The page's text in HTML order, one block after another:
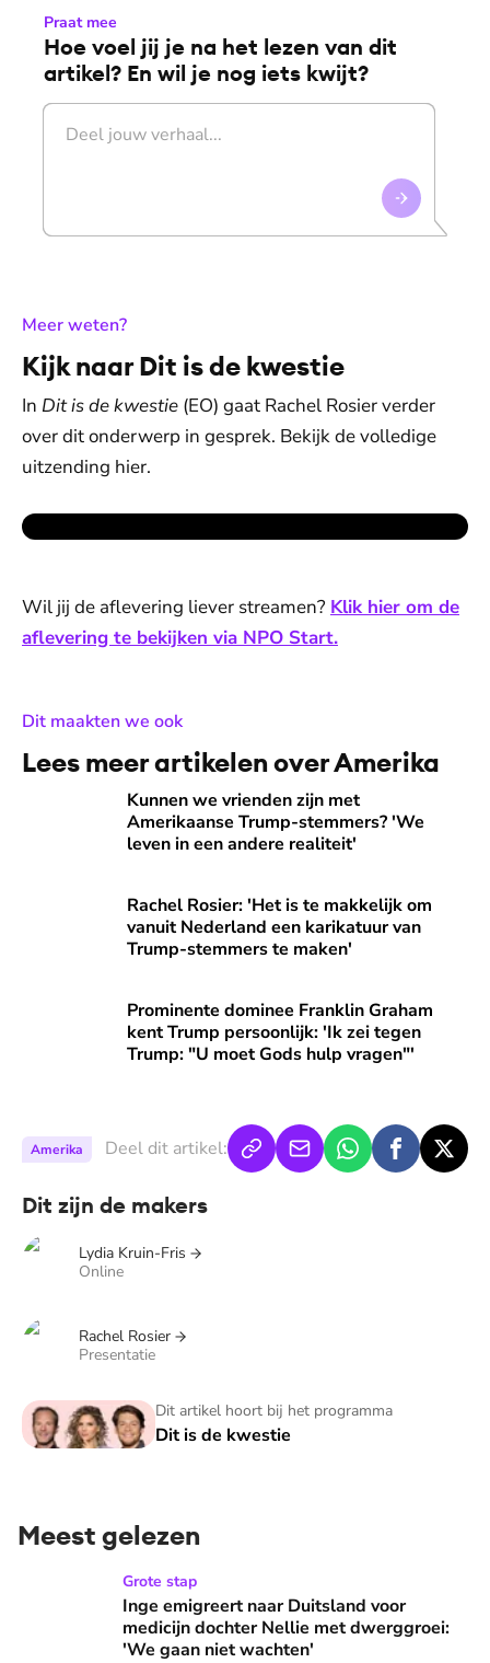
Praat mee
Hoe voel jij je na het lezen van dit
artikel? En wil je nog iets kwijt?
Meer weten?:
Kijk naar Dit is de kwestie
In Dit is de kwestie (EO) gaat Rachel Rosier verder
over dit onderwerp in gesprek. Bekijk de volledige
uitzending hier.
Wil jij de aflevering liever streamen? Klik hier om de
aflevering te bekijken via NPO Start.
Dit maakten we ook:
Lees meer artikelen over Amerika
Kunnen we vrienden zijn met
Amerikaanse Trump-stemmers? 'We
leven in een andere realiteit'
Kunnen we vrienden zijn met Amerikaanse Trump-
Rachel Rosier: 'Het is te makkelijk om
vanuit Nederland een karikatuur van
Trump-stemmers te maken'
Rachel Rosier: 'Het is te makkelijk om vanuit Nederland
Prominente dominee Franklin Graham
kent Trump persoonlijk: 'Ik zei tegen
Trump: "U moet Gods hulp vragen"'
Prominente dominee Franklin Graham kent Trump
Amerika Deel dit artikel:
Dit zijn de makers
Lydia Kruin-Fris
Online
Rachel Rosier
Presentatie
Dit artikel hoort bij het programma
Dit is de kwestie
Dit is de kwestie
Meest gelezen
Inge emigreert naar Duitsland voor medicijn dochter
Grote stap
Inge emigreert naar Duitsland voor
medicijn dochter Nellie met dwerggroei:
'We gaan niet wachten'